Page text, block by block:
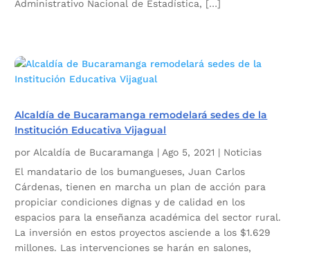
Administrativo Nacional de Estadística, […]
Alcaldía de Bucaramanga remodelará sedes de la
Institución Educativa Vijagual
por Alcaldía de Bucaramanga | Ago 5, 2021 | Noticias
El mandatario de los bumangueses, Juan Carlos
Cárdenas, tienen en marcha un plan de acción para
propiciar condiciones dignas y de calidad en los
espacios para la enseñanza académica del sector rural.
La inversión en estos proyectos asciende a los $1.629
millones. Las intervenciones se harán en salones,